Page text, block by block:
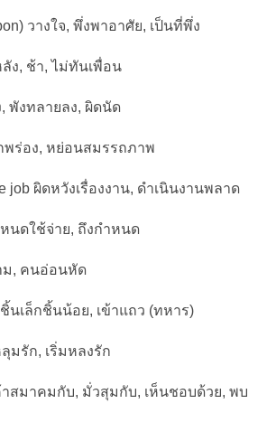
วางใจ, พึ่งพาอาศัย, เป็นที่พึ่ง
ง, ช้า, ไม่ทันเพื่อน
พังทลายลง, ผิดนัด
พร่อง, หย่อนสมรรถภาพ
job ผิดหวังเรื่องงาน, ดำเนินงานพลาด
นดใช้จ่าย, ถึงกำหนด
ม, คนอ่อนหัด
นเล็กชิ้นน้อย, เข้าแถว (ทหาร)
มรัก, เริ่มหลงรัก
าสมาคมกับ, มั่วสุมกับ, เห็นชอบด้วย, พบ